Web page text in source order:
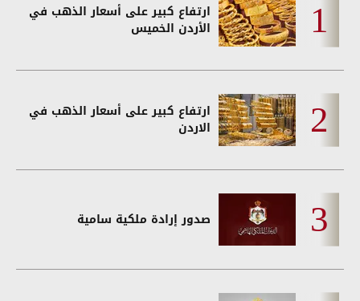
ارتفاع كبير على أسعار الذهب في
الأردن الخميس
ارتفاع كبير على أسعار الذهب في
الاردن
صدور إرادة ملكية سامية